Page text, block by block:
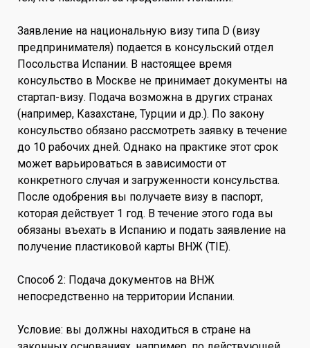
Заявление на национальную визу типа D (визу
предпринимателя) подается в консульский отдел
Посольства Испании. В настоящее время
консульство в Москве не принимает документы на
стартап-визу. Подача возможна в других странах
(например, Казахстане, Турции и др.). По закону
консульство обязано рассмотреть заявку в течение
до 10 рабочих дней. Однако на практике этот срок
может варьироваться в зависимости от
конкретного случая и загруженности консульства.
После одобрения вы получаете визу в паспорт,
которая действует 1 год. В течение этого года вы
обязаны въехать в Испанию и подать заявление на
получение пластиковой карты ВНЖ (TIE).
Способ 2: Подача документов на ВНЖ
непосредственно на территории Испании.
Условие: вы должны находиться в стране на